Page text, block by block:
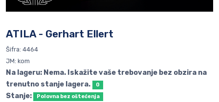
ATILA - Gerhart Ellert
Šifra: 4464
JM: kom
Na lageru: Nema. Iskažite vaše trebovanje bez obzira na
trenutno stanje lagera.
0
Stanje:
Polovna bez oštećenja